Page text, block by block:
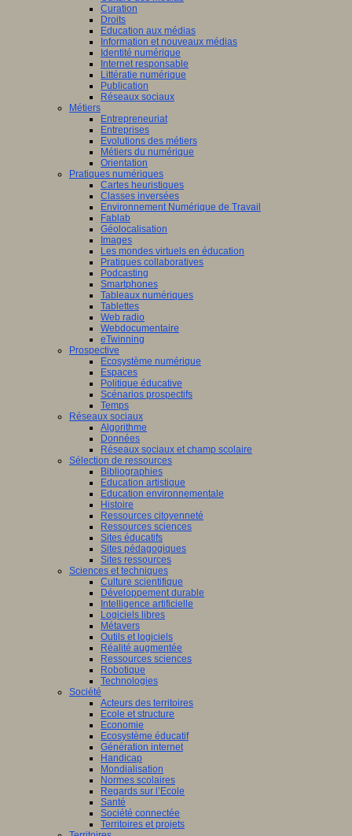
Curation
Droits
Education aux médias
Information et nouveaux médias
Identité numérique
Internet responsable
Littératie numérique
Publication
Réseaux sociaux
Métiers
Entrepreneuriat
Entreprises
Evolutions des métiers
Métiers du numérique
Orientation
Pratiques numériques
Cartes heuristiques
Classes inversées
Environnement Numérique de Travail
Fablab
Géolocalisation
Images
Les mondes virtuels en éducation
Pratiques collaboratives
Podcasting
Smartphones
Tableaux numériques
Tablettes
Web radio
Webdocumentaire
eTwinning
Prospective
Ecosystème numérique
Espaces
Politique éducative
Scénarios prospectifs
Temps
Réseaux sociaux
Algorithme
Données
Réseaux sociaux et champ scolaire
Sélection de ressources
Bibliographies
Education artistique
Education environnementale
Histoire
Ressources citoyenneté
Ressources sciences
Sites éducatifs
Sites pédagogiques
Sites ressources
Sciences et techniques
Culture scientifique
Développement durable
Intelligence artificielle
Logiciels libres
Métavers
Outils et logiciels
Réalité augmentée
Ressources sciences
Robotique
Technologies
Société
Acteurs des territoires
Ecole et structure
Economie
Ecosystème éducatif
Génération internet
Handicap
Mondialisation
Normes scolaires
Regards sur l’Ecole
Santé
Société connectée
Territoires et projets